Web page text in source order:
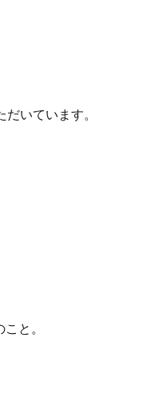
いています。
と。